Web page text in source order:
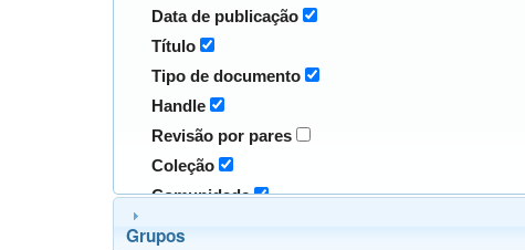
Data de publicação
Título
Tipo de documento
Handle
Revisão por pares
Coleção
Comunidade
Grupos